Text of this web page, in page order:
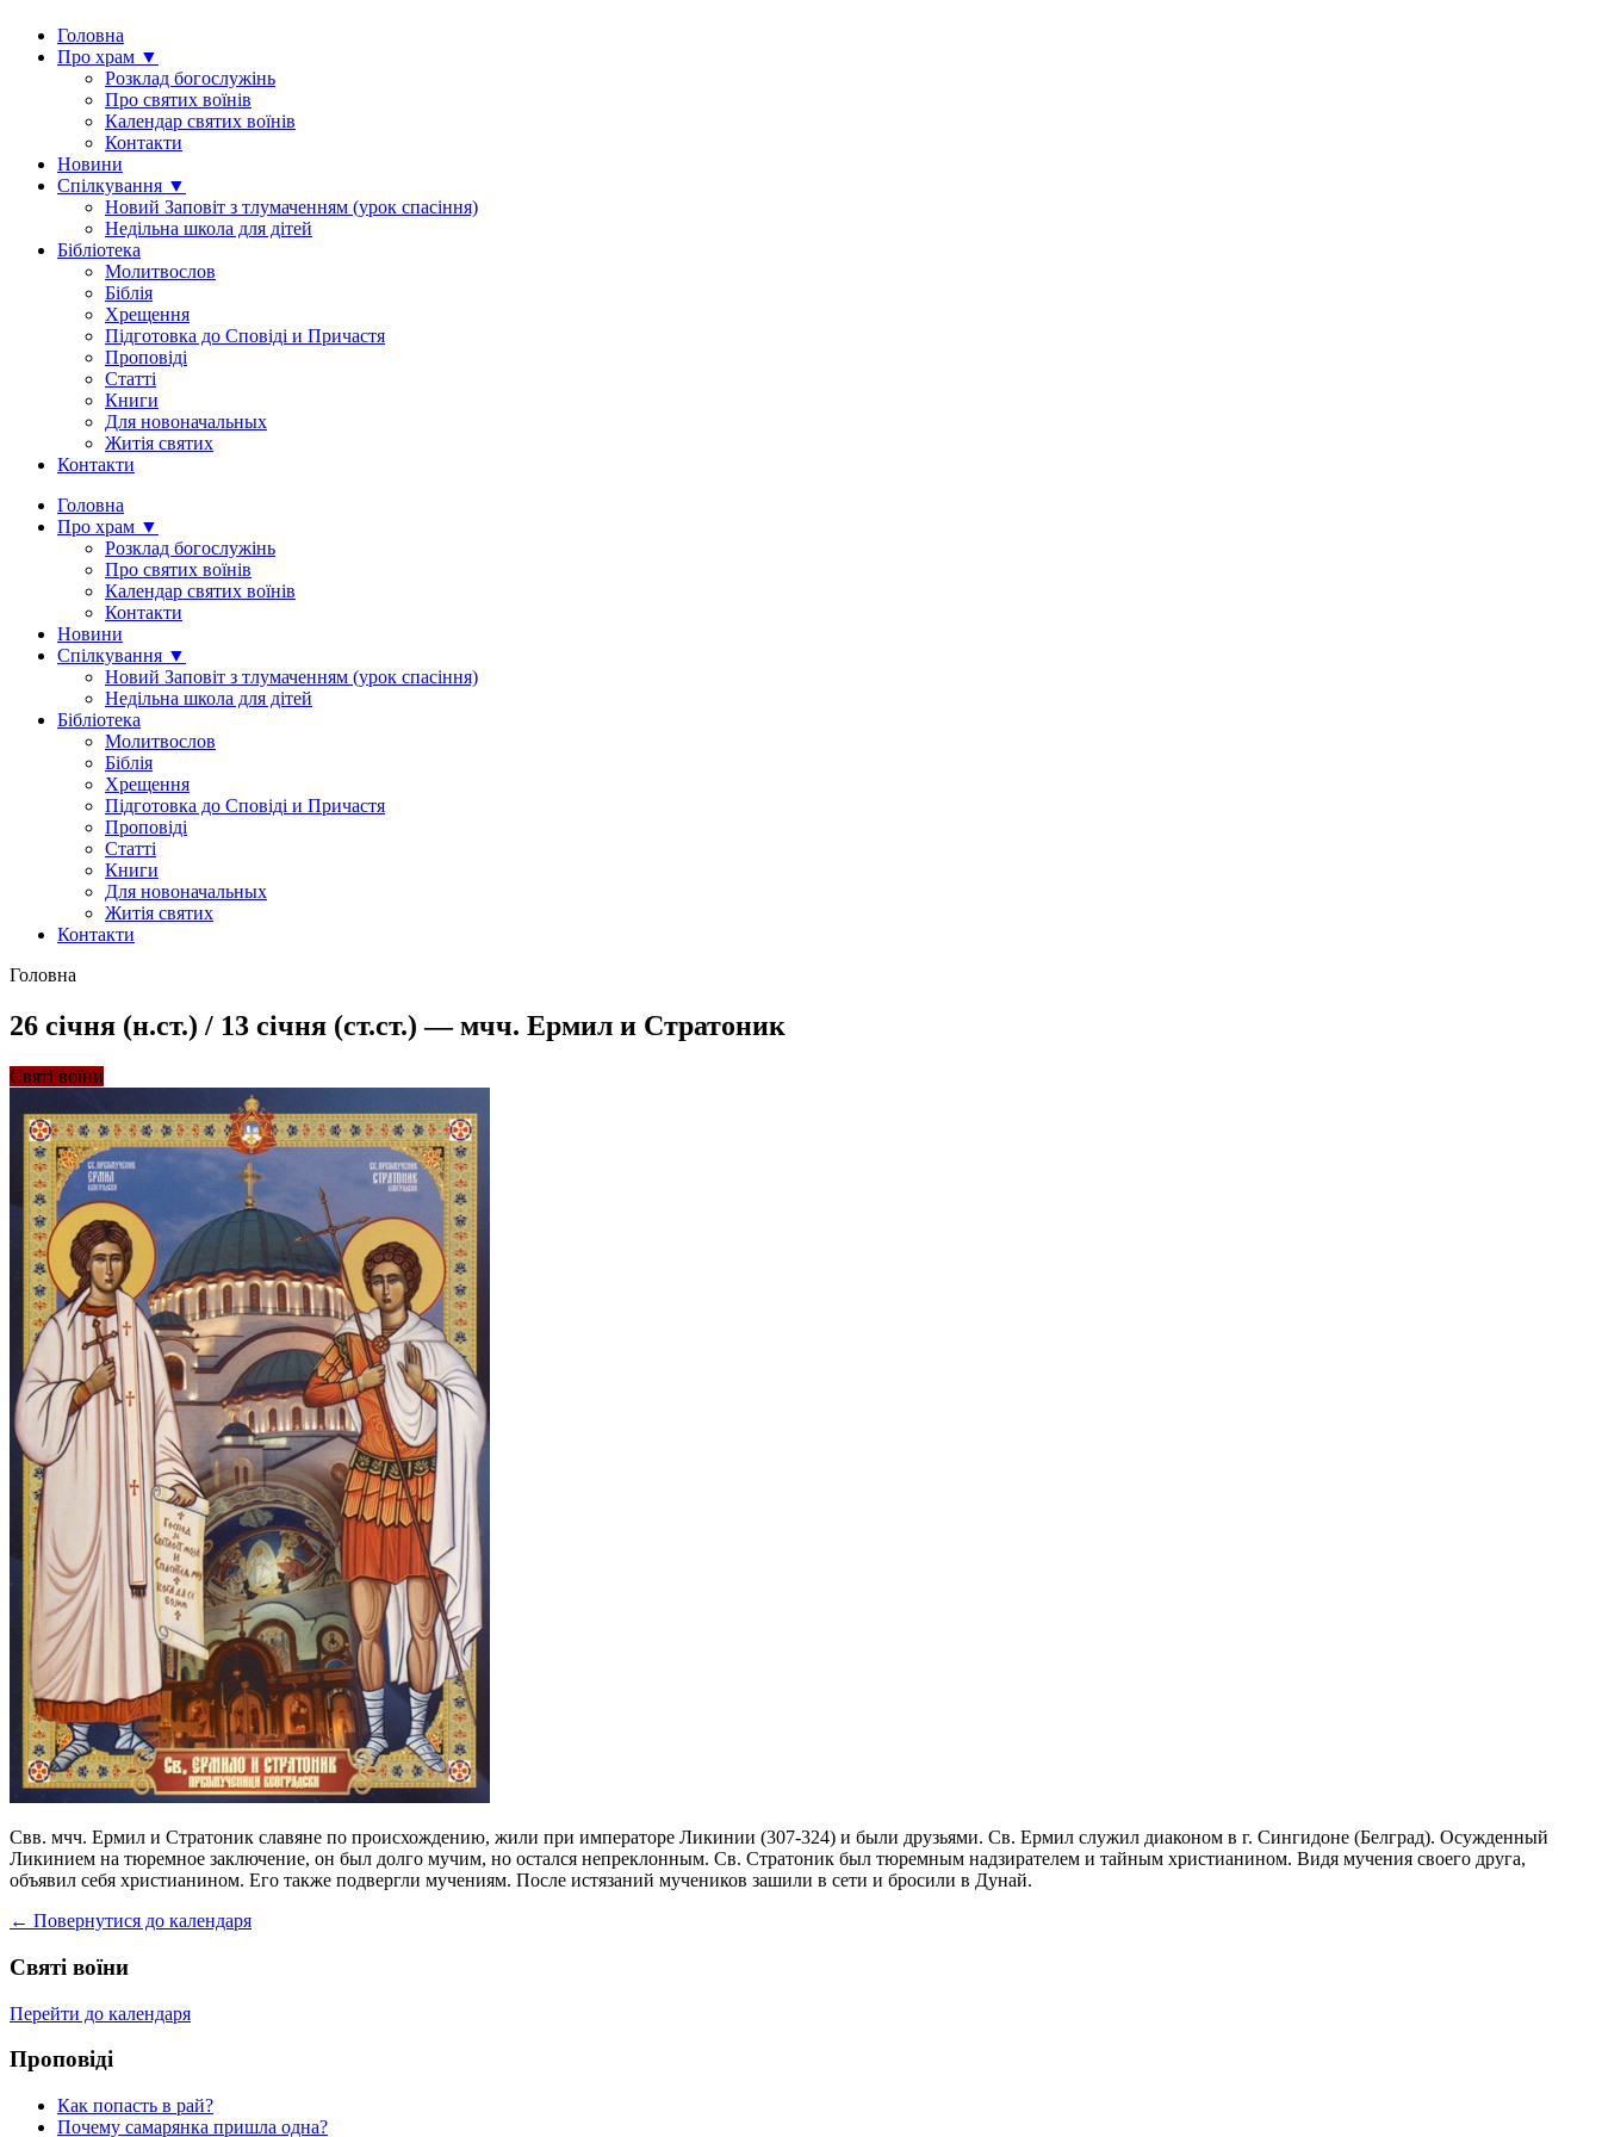
Головна
Про храм ▼
Розклад богослужінь
Про святих воїнів
Календар святих воїнів
Контакти
Новини
Спілкування ▼
Новий Заповіт з тлумаченням (урок спасіння)
Недільна школа для дітей
Бібліотека
Молитвослов
Біблія
Хрещення
Підготовка до Сповіді и Причастя
Проповіді
Статті
Книги
Для новоначальных
Житія святих
Контакти
Головна
Про храм ▼
Розклад богослужінь
Про святих воїнів
Календар святих воїнів
Контакти
Новини
Спілкування ▼
Новий Заповіт з тлумаченням (урок спасіння)
Недільна школа для дітей
Бібліотека
Молитвослов
Біблія
Хрещення
Підготовка до Сповіді и Причастя
Проповіді
Статті
Книги
Для новоначальных
Житія святих
Контакти
Головна
26 січня (н.ст.) / 13 січня (ст.ст.) — мчч. Ермил и Стратоник
Святі воїни
Свв. мчч. Ермил и Стратоник славяне по происхождению, жили при императоре Ликинии (307-324) и были друзьями. Св. Ермил служил диаконом в г. Сингидоне (Белград). Осужденный
Ликинием на тюремное заключение, он был долго мучим, но остался непреклонным. Св. Стратоник был тюремным надзирателем и тайным христианином. Видя мучения своего друга,
объявил себя христианином. Его также подвергли мучениям. После истязаний мучеников зашили в сети и бросили в Дунай.
← Повернутися до календаря
Святі воїни
Перейти до календаря
Проповіді
Как попасть в рай?
Почему самарянка пришла одна?